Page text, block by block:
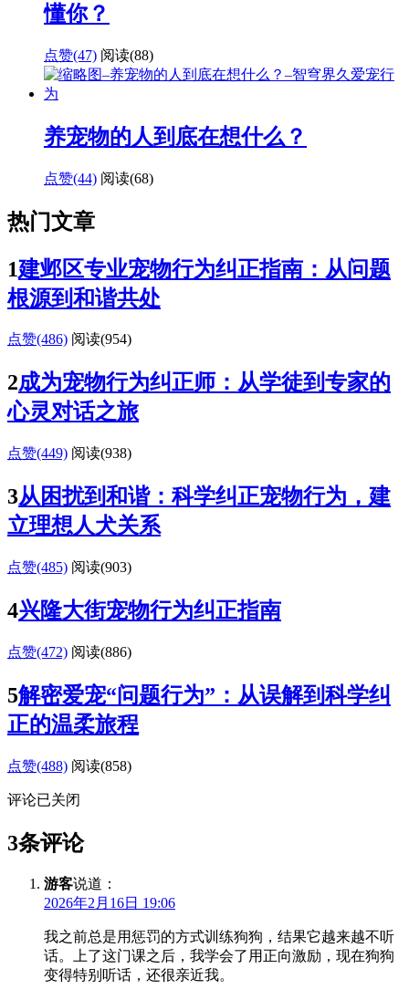
懂你？
点赞(47) 阅读(88)
养宠物的人到底在想什么？
点赞(44) 阅读(68)
热门文章
1建邺区专业宠物行为纠正指南：从问题
根源到和谐共处
点赞(486) 阅读(954)
2成为宠物行为纠正师：从学徒到专家的
心灵对话之旅
点赞(449) 阅读(938)
3从困扰到和谐：科学纠正宠物行为，建
立理想人犬关系
点赞(485) 阅读(903)
4兴隆大街宠物行为纠正指南
点赞(472) 阅读(886)
5解密爱宠“问题行为”：从误解到科学纠
正的温柔旅程
点赞(488) 阅读(858)
评论已关闭
3条评论
游客说道：
2026年2月16日 19:06
我之前总是用惩罚的方式训练狗狗，结果它越来越不听
话。上了这门课之后，我学会了用正向激励，现在狗狗
变得特别听话，还很亲近我。